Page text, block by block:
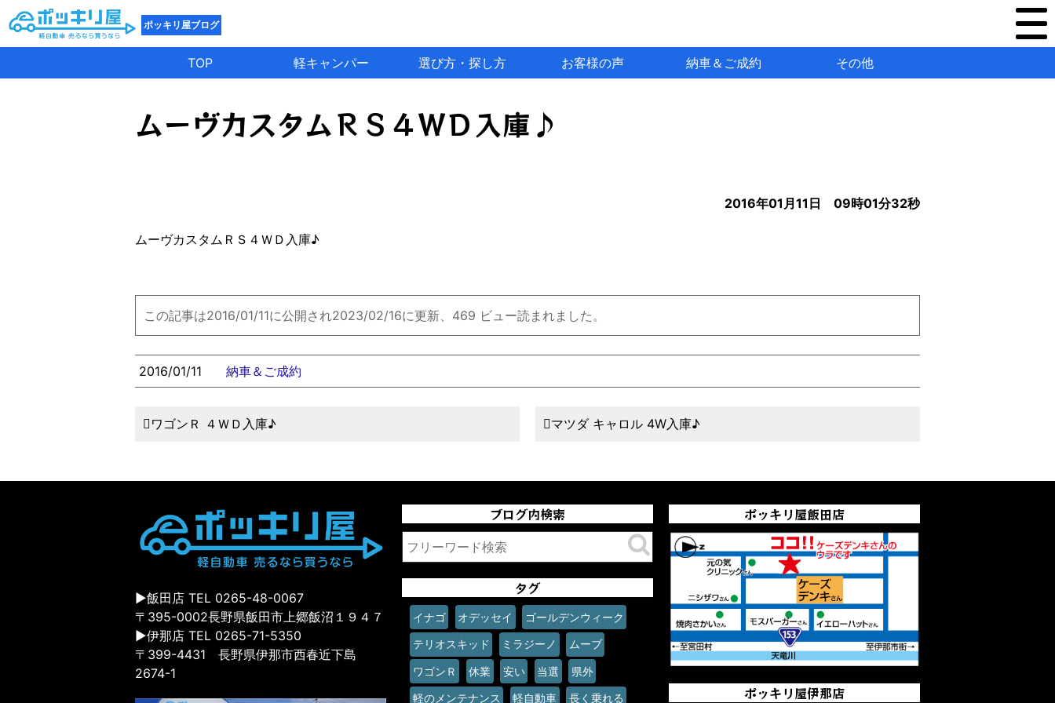
ポッキリ屋ブログ
TOP 軽キャンパー 選び方・探し方 お客様の声 納車＆ご成約 その他
ムーヴカスタムＲＳ４ＷＤ入庫♪
2016年01月11日 09時01分32秒
ムーヴカスタムＲＳ４ＷＤ入庫♪
この記事は2016/01/11に公開され2023/02/16に更新、469 ビュー読まれました。
2016/01/11 納車＆ご成約
ワゴンＲ ４ＷＤ入庫♪ マツダ キャロル 4W入庫♪
▶飯田店 TEL 0265-48-0067
〒395-0002長野県飯田市上郷飯沼１９４７
▶伊那店 TEL 0265-71-5350
〒399-4431 長野県伊那市西春近下島
2674-1
ブログ内検索
タグ
イナゴ オデッセイ ゴールデンウィーク
テリオスキッド ミラジーノ ムーブ
ワゴンＲ 休業 安い 当選 県外
軽のメンテナンス 軽自動車 長く乗れる
ポッキリ屋飯田店
ポッキリ屋伊那店